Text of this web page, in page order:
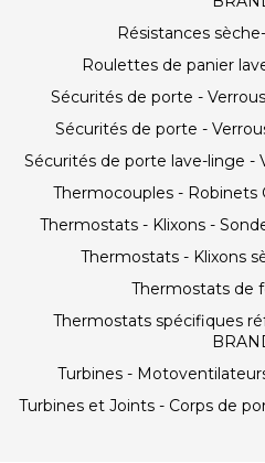
Résistances
Roulettes de panier
Sécurités de porte -
Sécurités de porte -
Sécurités de porte lave-linge -
Thermocouples - Robinets
Thermostats - Klixons -
Thermostats - Klixons
Thermostats de
Thermostats spécifiques
Turbines -
Turbines et Joints - Corps de